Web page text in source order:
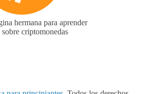
hermana para aprender
criptomonedas